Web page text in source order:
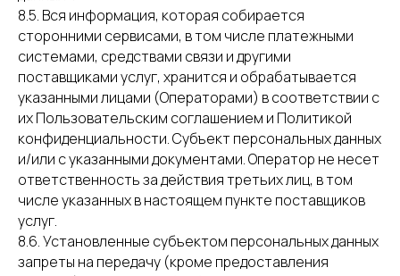
8.5. Вся информация, которая собирается
сторонними сервисами, в том числе платежными
системами, средствами связи и другими
поставщиками услуг, хранится и обрабатывается
указанными лицами (Операторами) в соответствии с
их Пользовательским соглашением и Политикой
конфиденциальности. Субъект персональных данных
и/или с указанными документами. Оператор не несет
ответственность за действия третьих лиц, в том
числе указанных в настоящем пункте поставщиков
услуг.
8.6. Установленные субъектом персональных данных
запреты на передачу (кроме предоставления